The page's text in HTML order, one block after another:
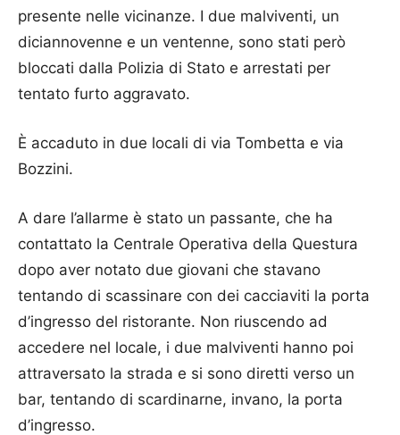
presente nelle vicinanze. I due malviventi, un
diciannovenne e un ventenne, sono stati però
bloccati dalla Polizia di Stato e arrestati per
tentato furto aggravato.
È accaduto in due locali di via Tombetta e via
Bozzini.
A dare l’allarme è stato un passante, che ha
contattato la Centrale Operativa della Questura
dopo aver notato due giovani che stavano
tentando di scassinare con dei cacciaviti la porta
d’ingresso del ristorante. Non riuscendo ad
accedere nel locale, i due malviventi hanno poi
attraversato la strada e si sono diretti verso un
bar, tentando di scardinarne, invano, la porta
d’ingresso.